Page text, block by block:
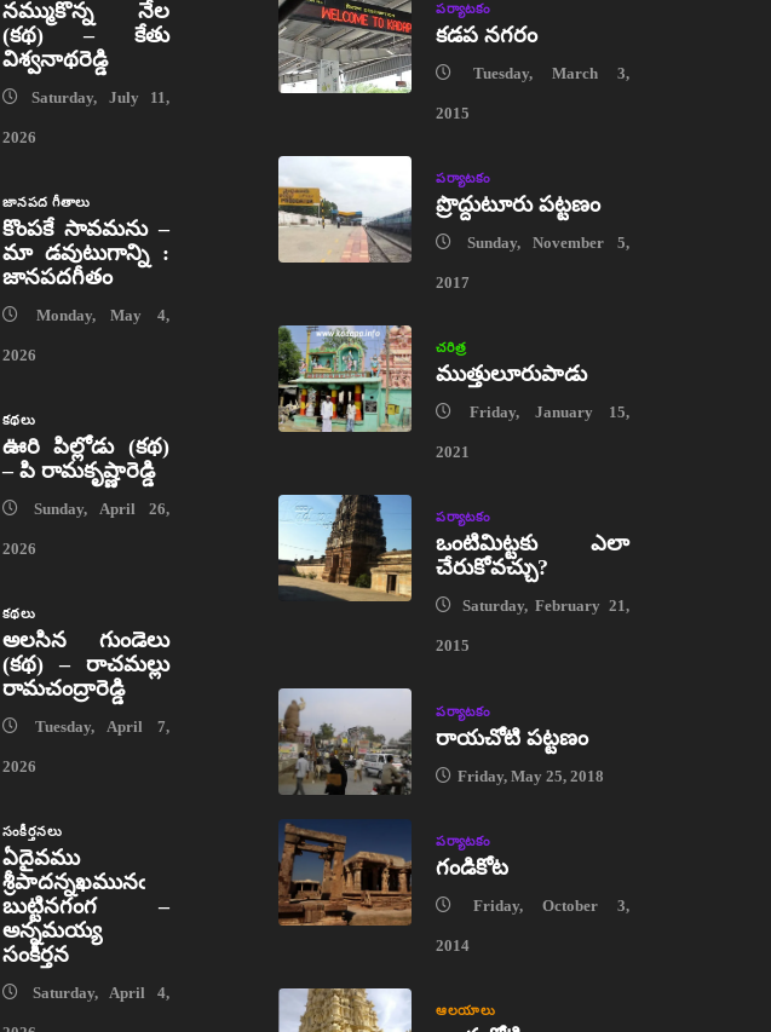
నమ్ముకొన్న నేల
(కథ) – కేతు
విశ్వనాథరెడ్డి
Saturday, July 11,
2026
జానపద గీతాలు
కొంపకే సావమను –
మా డవుటుగాన్ని :
జానపదగీతం
Monday, May 4,
2026
కథలు
ఊరి పిల్లోడు (కథ)
– పి రామకృష్ణారెడ్డి
Sunday, April 26,
2026
కథలు
అలసిన గుండెలు
(కథ) – రాచమల్లు
రామచంద్రారెడ్డి
Tuesday, April 7,
2026
సంకీర్తనలు
ఏదైవము
శ్రీపాదన్నఖమునఁ
బుట్టినగంగ –
అన్నమయ్య
సంకీర్తన
Saturday, April 4,
పర్యాటకం
కడప నగరం
Tuesday, March 3,
2015
పర్యాటకం
ప్రొద్దుటూరు పట్టణం
Sunday, November 5,
2017
చరిత్ర
ముత్తులూరుపాడు
Friday, January 15,
2021
పర్యాటకం
ఒంటిమిట్టకు ఎలా
చేరుకోవచ్చు?
Saturday, February 21,
2015
పర్యాటకం
రాయచోటి పట్టణం
Friday, May 25, 2018
పర్యాటకం
గండికోట
Friday, October 3,
2014
ఆలయాలు